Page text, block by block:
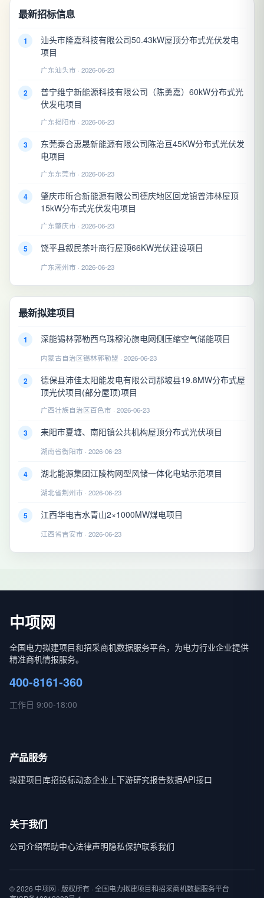
最新招标信息
1
汕头市隆嘉科技有限公司50.43kW屋顶分布式光伏发电
项目
广东汕头市 · 2026-06-23
2
普宁维宁新能源科技有限公司（陈勇嘉）60kW分布式光
伏发电项目
广东揭阳市 · 2026-06-23
3
东莞泰合惠晟新能源有限公司陈治亘45KW分布式光伏发
电项目
广东东莞市 · 2026-06-23
4
肇庆市昕合新能源有限公司德庆地区回龙镇曾沛林屋顶
15kW分布式光伏发电项目
广东肇庆市 · 2026-06-23
5 饶平县叙民茶叶商行屋顶66KW光伏建设项目
广东潮州市 · 2026-06-23
最新拟建项目
1 深能锡林郭勒西乌珠穆沁旗电网侧压缩空气储能项目
内蒙古自治区锡林郭勒盟 · 2026-06-23
2
德保县沛佳太阳能发电有限公司那坡县19.8MW分布式屋
顶光伏项目(部分屋顶)项目
广西壮族自治区百色市 · 2026-06-23
3 耒阳市夏塘、南阳镇公共机构屋顶分布式光伏项目
湖南省衡阳市 · 2026-06-23
4 湖北能源集团江陵构网型风储一体化电站示范项目
湖北省荆州市 · 2026-06-23
5 江西华电吉水青山2×1000MW煤电项目
江西省吉安市 · 2026-06-23
中项网
全国电力拟建项目和招采商机数据服务平台，为电力行业企业提供
精准商机情报服务。
400-8161-360
工作日 9:00-18:00
产品服务
拟建项目库招投标动态企业上下游研究报告数据API接口
关于我们
公司介绍帮助中心法律声明隐私保护联系我们
© 2026 中项网 · 版权所有 · 全国电力拟建项目和招采商机数据服务平台